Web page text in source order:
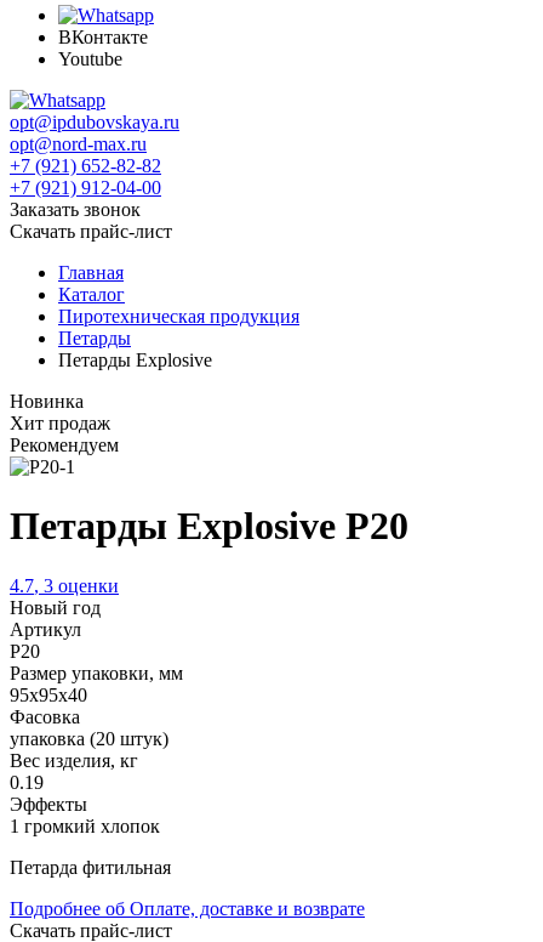
ВКонтакте
Youtube
opt@ipdubovskaya.ru
opt@nord-max.ru
+7 (921) 652-82-82
+7 (921) 912-04-00
Заказать звонок
Скачать прайс-лист
Главная
Каталог
Пиротехническая продукция
Петарды
Петарды Explosive
Новинка
Хит продаж
Рекомендуем
Петарды Explosive P20
4.7, 3 оценки
Новый год
Артикул
P20
Размер упаковки, мм
95х95х40
Фасовка
упаковка (20 штук)
Вес изделия, кг
0.19
Эффекты
1 громкий хлопок
Петарда фитильная
Подробнее об Оплате, доставке и возврате
Скачать прайс-лист